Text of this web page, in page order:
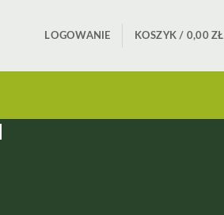
LOGOWANIE KOSZYK / 0,00ZŁ